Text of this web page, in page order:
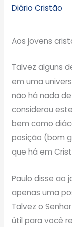
Diário Cristão
Aos jovens
Talvez alguns
em uma
não há nada
considerou
bem como
posição (bom
que há em
Paulo disse ao
apenas uma
Talvez o
útil para você